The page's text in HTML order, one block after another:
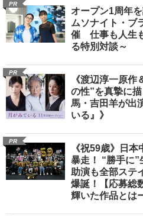
PR
オープン1周年
ムソナイト・ブ
催 仕事も人生
る特別対談～
PR
《渡辺淳一原
の性”を真摯に
馬・吉田羊が出
いる』》
PR
《祝59歳》日
暴走！ “勝手に”
助演も全部ステ
爆誕！【応募総
輝いた作品とは